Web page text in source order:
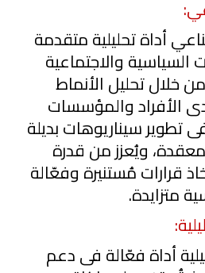
يأداة تحليلية متقدمة
السياسية والاجتماعية
خلال تحليل الأنماط
الأفراد والمؤسسات
سيناريوهات بديلة
ويُعزز من قدرة
قرارات مُستنيرة وفعّالة
متزايدة.
أداة فعّالة فى دعم